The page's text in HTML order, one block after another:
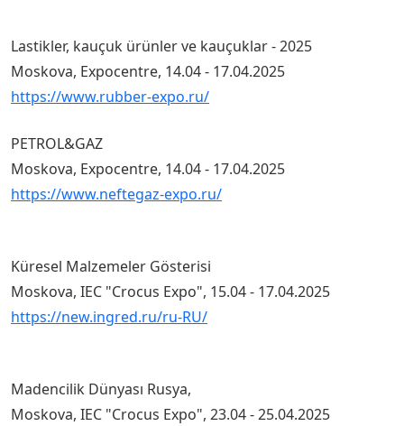
Lastikler, kauçuk ürünler ve kauçuklar - 2025
Moskova, Expocentre, 14.04 - 17.04.2025
https://www.rubber-expo.ru/
PETROL&GAZ
Moskova, Expocentre, 14.04 - 17.04.2025
https://www.neftegaz-expo.ru/
Küresel Malzemeler Gösterisi
Moskova, IEC "Crocus Expo", 15.04 - 17.04.2025
https://new.ingred.ru/ru-RU/
Madencilik Dünyası Rusya,
Moskova, IEC "Crocus Expo", 23.04 - 25.04.2025